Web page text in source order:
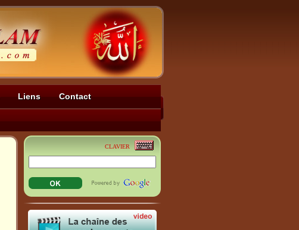
Liens Contact
CLAVIER